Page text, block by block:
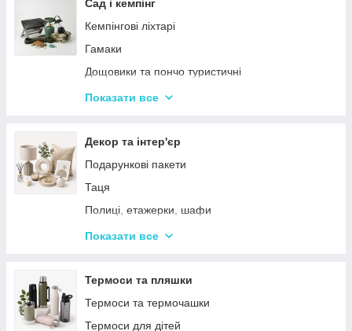
Плойки
Машинки для стриження
Воскоплави
Лампи для манікюр
Електробритви
Фени
Гофре та випрямлячі для волосся
Ручні масажери для тіла
Сад і кемпінг
Кемпінгові ліхтарі
Гамаки
Дощовики та пончо туристичні
Садове освітлення
Термосумки
Туристичні інструменти та набори
Туристичні нагрівачі
Туристичні плити
Аксесуари
Мангали
Набори для пікніка
Туристичні килимки
Показати все
Декор та інтер'єр
Подарункові пакети
Таця
Полиці, етажерки, шафи
Серветки сервірувальні
Сміттєві відра
Новогодний декор
Декоративні таці
Показати все
Термоси та пляшки
Термоси та термочашки
Термоси для дітей